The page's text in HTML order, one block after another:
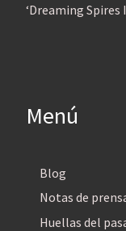
‘Dreaming
Menú
Blog
Notas de
Huellas del